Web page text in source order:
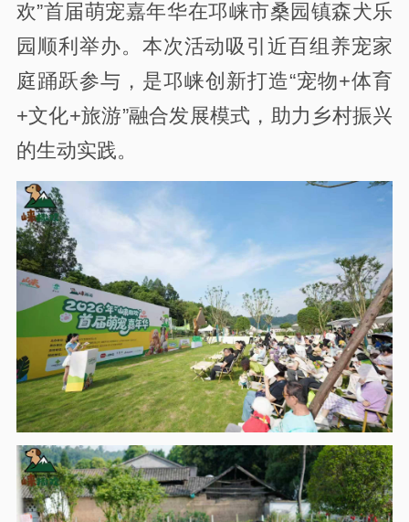
欢”首届萌宠嘉年华在邛崃市桑园镇森犬乐
园顺利举办。本次活动吸引近百组养宠家
庭踊跃参与，是邛崃创新打造“宠物+体育
+文化+旅游”融合发展模式，助力乡村振兴
的生动实践。